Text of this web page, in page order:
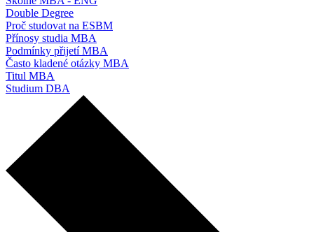
Double Degree
Proč studovat na ESBM
Přínosy studia MBA
Podmínky přijetí MBA
Často kladené otázky MBA
Titul MBA
Studium DBA